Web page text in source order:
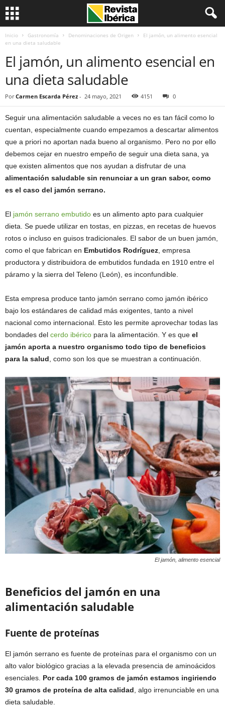
Inicio Gastronomía Denominaciones de Origen
El jamón, un alimento esencial
en una dieta saludable
El jamón, un alimento esencial en
una dieta saludable
Por Carmen Escarda Pérez - 24 mayo, 2021 4151 0
Seguir una alimentación saludable a veces no es tan fácil como lo
cuentan, especialmente cuando empezamos a descartar alimentos
que a priori no aportan nada bueno al organismo. Pero no por ello
debemos cejar en nuestro empeño de seguir una dieta sana, ya
que existen alimentos que nos ayudan a disfrutar de una
alimentación saludable sin renunciar a un gran sabor, como
es el caso del jamón serrano.
El jamón serrano embutido es un alimento apto para cualquier
dieta. Se puede utilizar en tostas, en pizzas, en recetas de huevos
rotos o incluso en guisos tradicionales. El sabor de un buen jamón,
como el que fabrican en Embutidos Rodríguez , empresa
productora y distribuidora de embutidos fundada en 1910 entre el
páramo y la sierra del Teleno (León), es inconfundible.
Esta empresa produce tanto jamón serrano como jamón ibérico
bajo los estándares de calidad más exigentes, tanto a nivel
nacional como internacional. Esto les permite aprovechar todas las
bondades del cerdo ibérico para la alimentación. Y es que el
jamón aporta a nuestro organismo todo tipo de beneficios
para la salud , como son los que se muestran a continuación.
El jamón, alimento esencial
Beneficios del jamón en una
alimentación saludable
Fuente de proteínas
El jamón serrano es fuente de proteínas para el organismo con un
alto valor biológico gracias a la elevada presencia de aminoácidos
esenciales. Por cada 100 gramos de jamón estamos ingiriendo
30 gramos de proteína de alta calidad, algo irrenunciable en una
dieta saludable.